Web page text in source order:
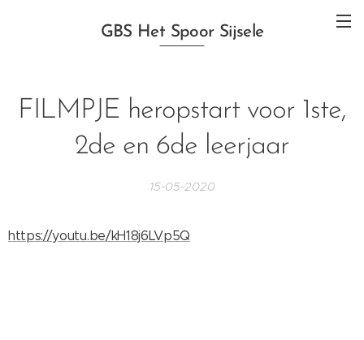
GBS Het Spoor Sijsele
FILMPJE heropstart voor 1ste,
2de en 6de leerjaar
15-05-2020
https://youtu.be/kH18j6LVp5Q